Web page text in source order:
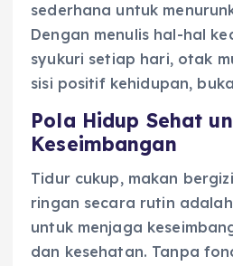
sederhana untuk
Dengan menulis hal-hal
syukuri setiap hari, otak
sisi positif kehidupan,
Pola Hidup Sehat
Keseimbangan
Tidur cukup, makan
ringan secara rutin
untuk menjaga
dan kesehatan. Tanpa